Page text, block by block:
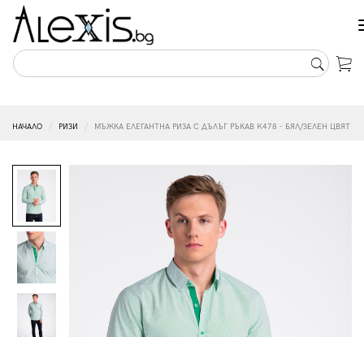
НАЧАЛО РИЗИ МЪЖКА ЕЛЕГАНТНА РИЗА С ДЪЛЪГ РЪКАВ K478 - БЯЛ/ЗЕЛЕН ЦВЯТ